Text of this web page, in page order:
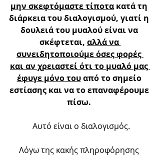
μην σκεφτόμαστε τίποτα κατά τη
διάρκεια του διαλογισμού, γιατί η
δουλειά του μυαλού είναι να
σκέφτεται, αλλά να
συνειδητοποιούμε όσες φορές
και αν χρειαστεί ότι το μυαλό μας
έφυγε μόνο του από το σημείο
εστίασης και να το επαναφέρουμε
πίσω.
Αυτό είναι ο διαλογισμός.
Λόγω της κακής πληροφόρησης